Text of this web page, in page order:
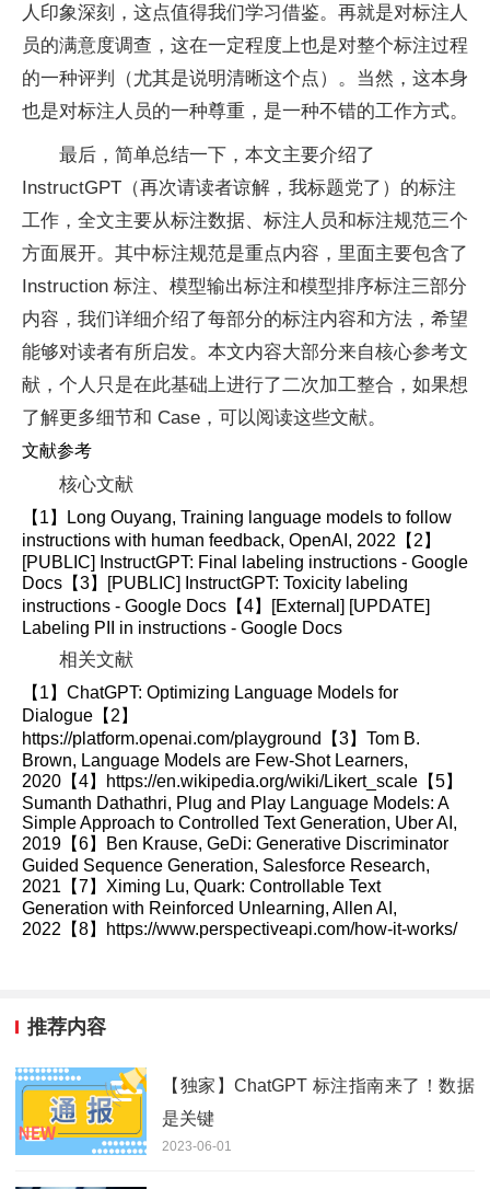
人印象深刻，这点值得我们学习借鉴。再就是对标注人
员的满意度调查，这在一定程度上也是对整个标注过程
的一种评判（尤其是说明清晰这个点）。当然，这本身
也是对标注人员的一种尊重，是一种不错的工作方式。
最后，简单总结一下，本文主要介绍了
InstructGPT（再次请读者谅解，我标题党了）的标注
工作，全文主要从标注数据、标注人员和标注规范三个
方面展开。其中标注规范是重点内容，里面主要包含了
Instruction 标注、模型输出标注和模型排序标注三部分
内容，我们详细介绍了每部分的标注内容和方法，希望
能够对读者有所启发。本文内容大部分来自核心参考文
献，个人只是在此基础上进行了二次加工整合，如果想
了解更多细节和 Case，可以阅读这些文献。
文献参考
核心文献
【1】Long Ouyang, Training language models to follow
instructions with human feedback, OpenAI, 2022【2】
[PUBLIC] InstructGPT: Final labeling instructions - Google
Docs【3】[PUBLIC] InstructGPT: Toxicity labeling
instructions - Google Docs【4】[External] [UPDATE]
Labeling PII in instructions - Google Docs
相关文献
【1】ChatGPT: Optimizing Language Models for
Dialogue【2】
https://platform.openai.com/playground【3】Tom B.
Brown, Language Models are Few-Shot Learners,
2020【4】https://en.wikipedia.org/wiki/Likert_scale【5】
Sumanth Dathathri, Plug and Play Language Models: A
Simple Approach to Controlled Text Generation, Uber AI,
2019【6】Ben Krause, GeDi: Generative Discriminator
Guided Sequence Generation, Salesforce Research,
2021【7】Ximing Lu, Quark: Controllable Text
Generation with Reinforced Unlearning, Allen AI,
2022【8】https://www.perspectiveapi.com/how-it-works/
推荐内容
【独家】ChatGPT 标注指南来了！数据
是关键
2023-06-01